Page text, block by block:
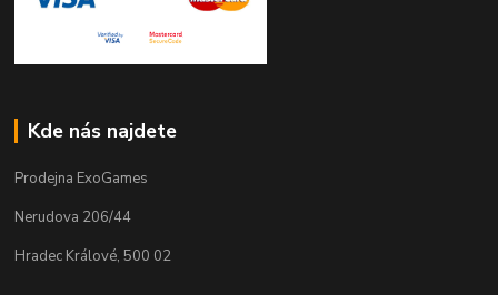
Kde nás najdete
Prodejna ExoGames
Nerudova 206/44
Hradec Králové, 500 02